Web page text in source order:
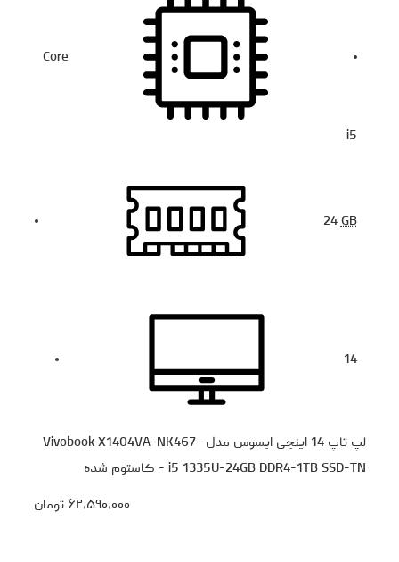
Core
i5
24GB
14
لپ تاپ 14 اینچی ایسوس مدل Vivobook X1404VA-NK467-
i5 1335U-24GB DDR4-1TB SSD-TN - کاستوم شده
۶۲،۵۹۰،۰۰۰ تومان